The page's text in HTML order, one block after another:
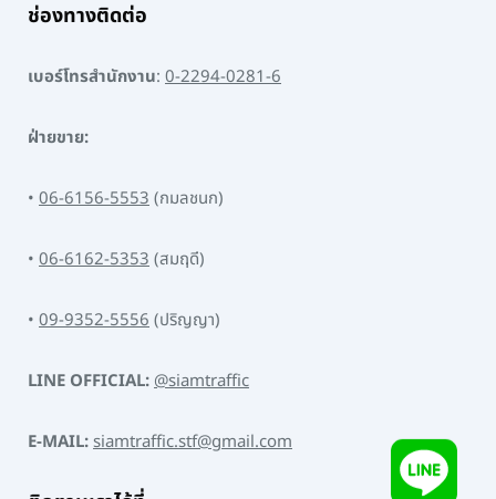
ช่องทางติดต่อ
เบอร์โทรสำนักงาน: 0-2294-0281-6
ฝ่ายขาย:
• 06-6156-5553(กมลชนก)
• 06-6162-5353(สมฤดี)
• 09-9352-5556(ปริญญา)
LINE OFFICIAL:@siamtraffic
E-MAIL:siamtraffic.stf@gmail.com